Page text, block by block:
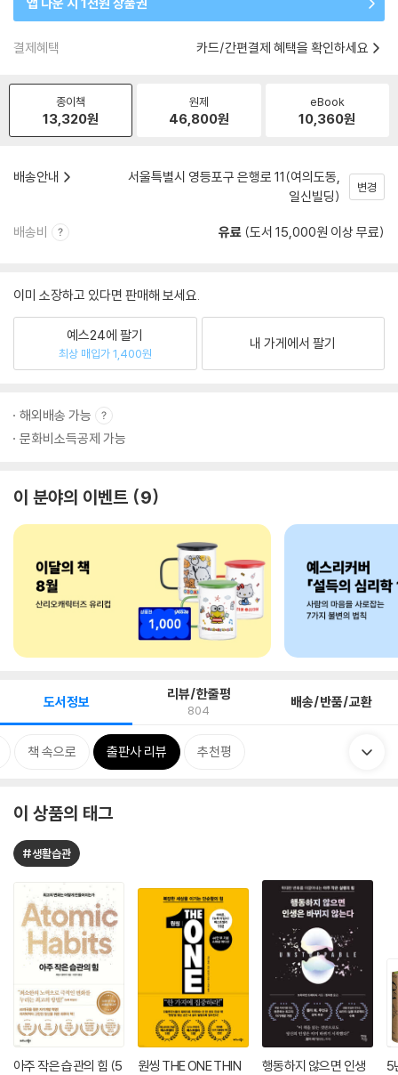
결제혜택 카드/간편결제 혜택을 확인하세요
종이책
13,320원
원제
46,800원
eBook
10,360원
배송안내
서울특별시 영등포구 은행로 11(여의도동,
일신빌딩)
변경
배송비 유료 (도서 15,000원 이상 무료)
이미 소장하고 있다면 판매해 보세요.
예스24에 팔기
최상 매입가 1,400원
내 가게에서 팔기
해외배송 가능
문화비소득공제 가능
이 분야의 이벤트 9
도서정보 리뷰/한줄평
804 배송/반품/교환
책 속으로 출판사 리뷰 추천평
이 상품의 태그
#생활습관
아주 작은 습관의 힘 (5
원씽 THE ONE THIN
행동하지 않으면 인생
5